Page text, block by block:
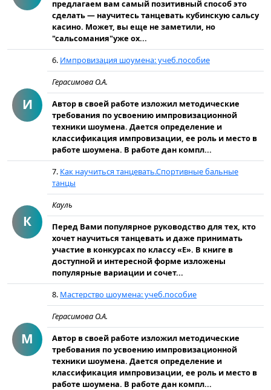
предлагаем вам самый позитивный способ это
сделать — научитесь танцевать кубинскую сальсу
касино. Может, вы еще не заметили, но
"сальсомания"уже ох...
И
6. Импровизация шоумена: учеб.пособие
Герасимова О.А.
Автор в своей работе изложил методические
требования по усвоению импровизационной
техники шоумена. Дается определение и
классификация импровизации, ее роль и место в
работе шоумена. В работе дан компл...
К
7. Как научиться танцевать.Спортивные бальные
танцы
Кауль
Перед Вами популярное руководство для тех, кто
хочет научиться танцевать и даже принимать
участие в конкурсах по классу «Е». В книге в
доступной и интересной форме изложены
популярные вариации и сочет...
М
8. Мастерство шоумена: учеб.пособие
Герасимова О.А.
Автор в своей работе изложил методические
требования по усвоению импровизационной
техники шоумена. Дается определение и
классификация импровизации, ее роль и место в
работе шоумена. В работе дан компл...